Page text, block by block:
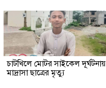
চাটখিলে মোটর সাইকেল দূর্ঘটনায়
মাদ্রাসা ছাত্রের মৃত্যু